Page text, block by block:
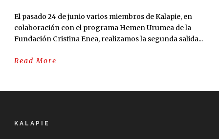
El pasado 24 de junio varios miembros de Kalapie, en
colaboración con el programa Hemen Urumea de la
Fundación Cristina Enea, realizamos la segunda salida...
Read More
KALAPIE